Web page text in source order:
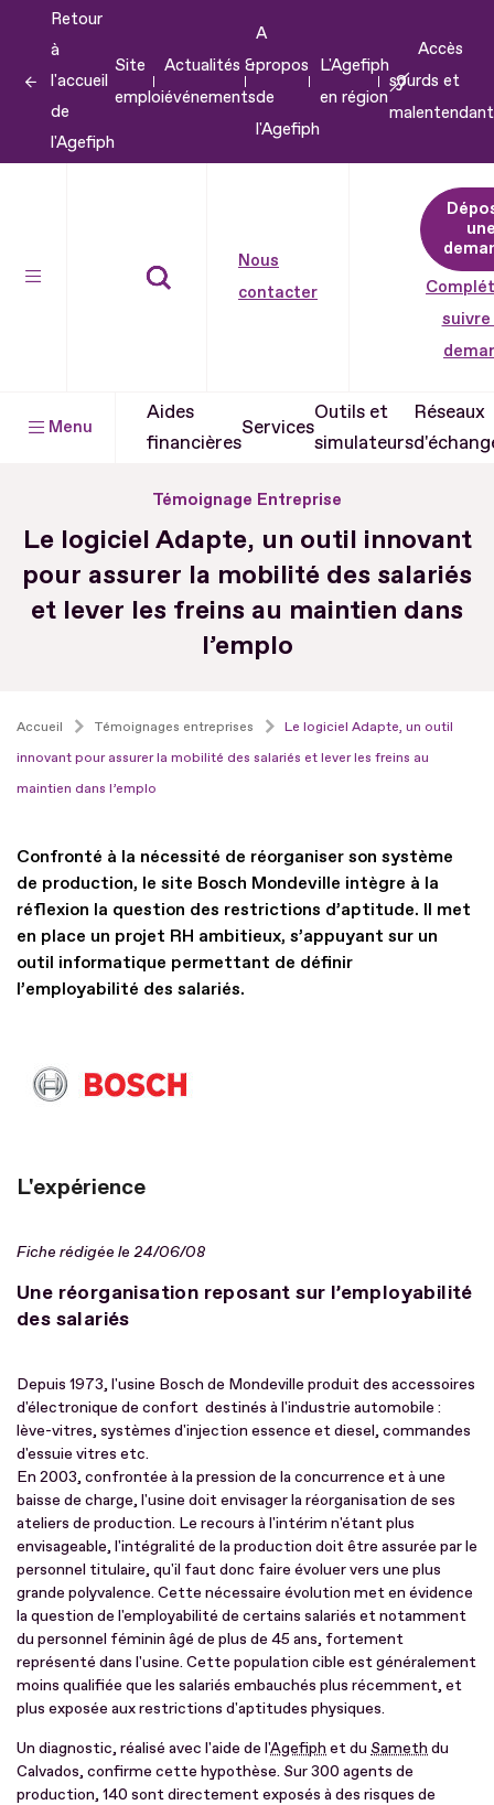
contenu
Retour
à
l'accueil
de
l'Agefiph
Site
emploi
Actualités &
événements
A
propos
de
l'Agefiph
L'Agefiph
en région
Accès
sourds et
Nous
contacter
suivre
Menu
Aides
financières
Services
Outils et
simulateurs
Réseaux
Témoignage Entreprise
Le logiciel Adapte, un outil innovant
pour assurer la mobilité des salariés
et lever les freins au maintien dans
l’emplo
Accueil Témoignages entreprises
Le logiciel Adapte, un outil
innovant pour assurer la mobilité des salariés et lever les freins au
maintien dans l’emplo
Confronté à la nécessité de réorganiser son système
de production, le site Bosch Mondeville intègre à la
réflexion la question des restrictions d’aptitude. Il met
en place un projet RH ambitieux, s’appuyant sur un
outil informatique permettant de définir
l’employabilité des salariés.
L'expérience
Fiche rédigée le 24/06/08
Une réorganisation reposant sur l’employabilité
des salariés
Depuis 1973, l'usine Bosch de Mondeville produit des accessoires
d'électronique de confort destinés à l'industrie automobile :
lève-vitres, systèmes d'injection essence et diesel, commandes
d'essuie vitres etc.
En 2003, confrontée à la pression de la concurrence et à une
baisse de charge, l'usine doit envisager la réorganisation de ses
ateliers de production. Le recours à l'intérim n'étant plus
envisageable, l'intégralité de la production doit être assurée par le
personnel titulaire, qu'il faut donc faire évoluer vers une plus
grande polyvalence. Cette nécessaire évolution met en évidence
la question de l'employabilité de certains salariés et notamment
du personnel féminin âgé de plus de 45 ans, fortement
représenté dans l'usine. Cette population cible est généralement
moins qualifiée que les salariés embauchés plus récemment, et
plus exposée aux restrictions d'aptitudes physiques.
Un diagnostic, réalisé avec l'aide de l'Agefiph et du Sameth du
Calvados, confirme cette hypothèse. Sur 300 agents de
production, 140 sont directement exposés à des risques de